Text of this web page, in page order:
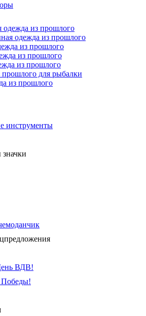
одежда из прошлого
одежда из прошлого
из прошлого
из прошлого
из прошлого
для рыбалки
из прошлого
инструменты
ВДВ!
Победы!